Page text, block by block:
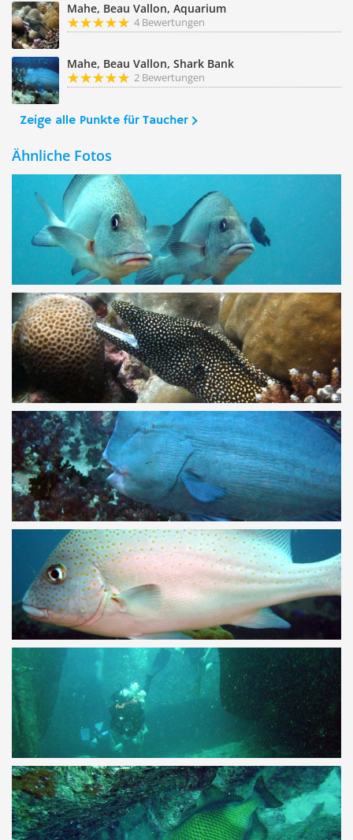
Mahe, Beau Vallon, Aquarium
4 Bewertungen
Mahe, Beau Vallon, Shark Bank
2 Bewertungen
Zeige alle Punkte für Taucher
Ähnliche Fotos